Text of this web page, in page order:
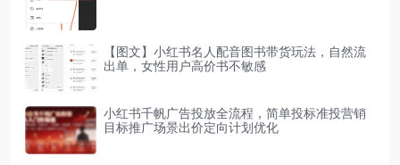
【图文】小红书名人配音图书带货玩法，自然流
出单，女性用户高价书不敏感
小红书千帆广告投放全流程，简单投标准投营销
目标推广场景出价定向计划优化